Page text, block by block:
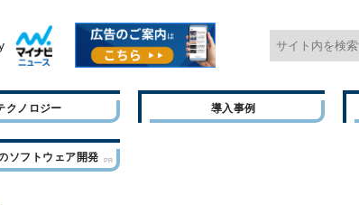
クノロジー 導入事例
ソフトウェア開発